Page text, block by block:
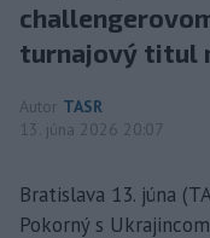
turnajový titul
Autor TASR
13. júna 2026 20:07
Bratislava 13. júna
Pokorný s